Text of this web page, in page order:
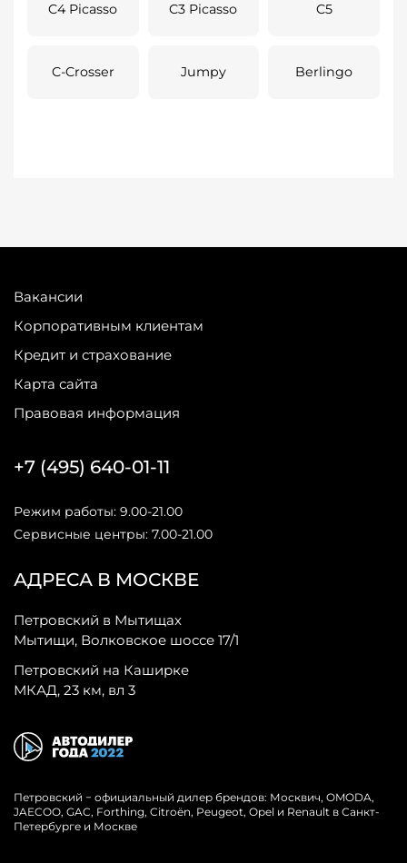
C4 Picasso C3 Picasso C5
C-Crosser Jumpy Berlingo
Вакансии
Корпоративным клиентам
Кредит и страхование
Карта сайта
Правовая информация
АДРЕСА В МОСКВЕ
Петровский в Мытищах
Мытищи, Волковское шоссе 17/1
Петровский на Каширке
МКАД, 23 км, вл 3
+7 (495) 640-01-11
Режим работы: 9.00-21.00
Сервисные центры: 7.00-21.00
Петровский − официальный дилер брендов: Москвич, OMODA,
JAECOO, GAC, Forthing, Citroёn, Peugeot, Opel и Renault в Санкт-
Петербурге и Москве